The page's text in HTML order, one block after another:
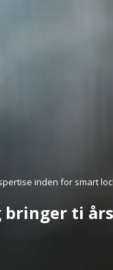
inden for smart
ti